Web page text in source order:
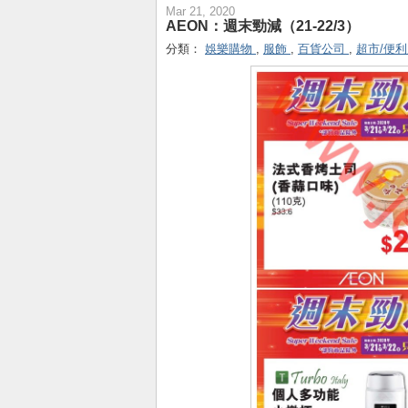
Mar 21, 2020
AEON：週末勁減（21-22/3）
分類： 娛樂購物 , 服飾 , 百貨公司 , 超市/便